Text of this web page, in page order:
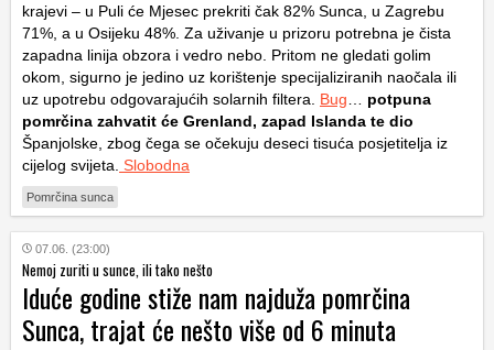
krajevi – u Puli će Mjesec prekriti čak 82% Sunca, u Zagrebu
71%, a u Osijeku 48%. Za uživanje u prizoru potrebna je čista
zapadna linija obzora i vedro nebo. Pritom ne gledati golim
okom, sigurno je jedino uz korištenje specijaliziranih naočala ili
uz upotrebu odgovarajućih solarnih filtera. Bug
potpuna
pomrčina zahvatit će Grenland, zapad Islanda te dio
Španjolske, zbog čega se očekuju deseci tisuća posjetitelja iz
cijelog svijeta. Slobodna
Pomrčina sunca
07.06. (23:00)
Nemoj zuriti u sunce, ili tako nešto
Iduće godine stiže nam najduža pomrčina
Sunca, trajat će nešto više od 6 minuta